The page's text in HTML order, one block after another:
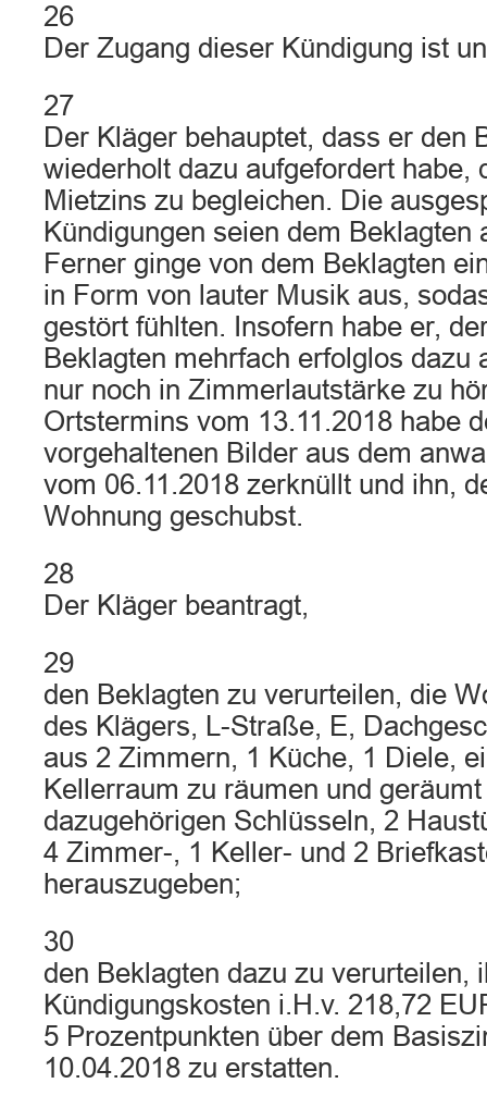
26
Der Zugang dieser Kündigung ist
27
Der Kläger behauptet, dass er den
wiederholt dazu aufgefordert habe,
Mietzins zu begleichen. Die
Kündigungen seien dem Beklagten
Ferner ginge von dem Beklagten
in Form von lauter Musik aus,
gestört fühlten. Insofern habe er,
Beklagten mehrfach erfolglos dazu
nur noch in Zimmerlautstärke zu
Ortstermins vom 13.11.2018 habe
vorgehaltenen Bilder aus dem
vom 06.11.2018 zerknüllt und ihn,
Wohnung geschubst.
28
Der Kläger beantragt,
29
den Beklagten zu verurteilen, die
des Klägers, L-Straße, E,
aus 2 Zimmern, 1 Küche, 1 Diele,
Kellerraum zu räumen und
dazugehörigen Schlüsseln, 2
4 Zimmer-, 1 Keller- und 2
herauszugeben;
30
den Beklagten dazu zu verurteilen,
Kündigungskosten i.H.v. 218,72
5 Prozentpunkten über dem
10.04.2018 zu erstatten.